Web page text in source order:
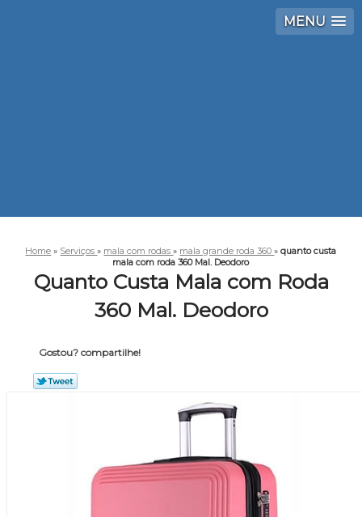
MENU
Home » Serviços» mala com rodas» mala grande roda 360»quanto custa
mala com roda 360 Mal. Deodoro
Quanto Custa Mala com Roda
360 Mal. Deodoro
Gostou? compartilhe!